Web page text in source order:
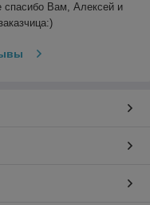
спасибо Вам, Алексей и